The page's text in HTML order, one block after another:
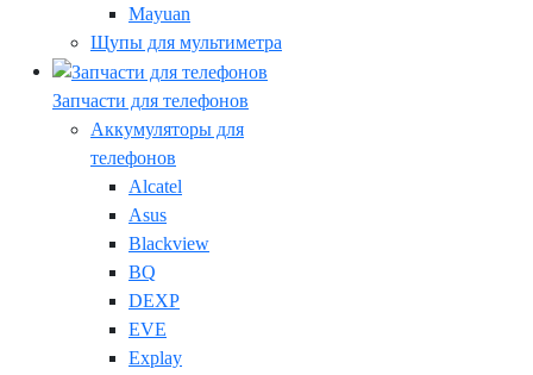
Mayuan
Щупы для мультиметра
Запчасти для телефонов
Аккумуляторы для
телефонов
Alcatel
Asus
Blackview
BQ
DEXP
EVE
Explay